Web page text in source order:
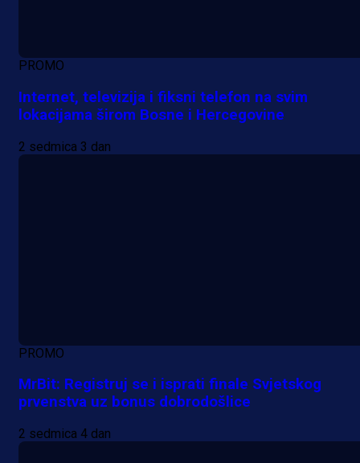
PROMO
Internet, televizija i fiksni telefon na svim
lokacijama širom Bosne i Hercegovine
2 sedmica 3 dan
PROMO
MrBit: Registruj se i isprati finale Svjetskog
prvenstva uz bonus dobrodošlice
2 sedmica 4 dan